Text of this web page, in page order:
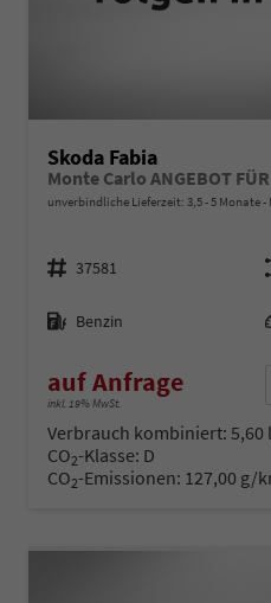
Skoda Fabia
unverbindliche Lieferzeit: 3,5 - 5 Monate
Fahrzeugnr.
37581
Kraftstoff
Benzin
auf Anfrage
inkl. 19% MwSt.
Verbrauch kombiniert: 5,60
CO2-Klasse: D
CO2-Emissionen: 127,00 g/